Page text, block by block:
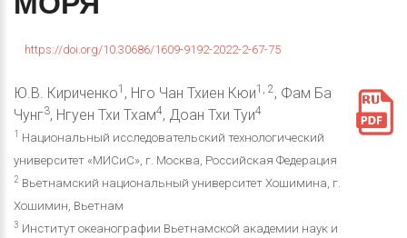
https://doi.org/10.30686/1609-9192-2022-2-67-75
Ю.В. Кириченко1 , Hго Чан Тхиен Кюи1, 2, Фам Ба
Чунг3, Нгуен Тхи Тхам4, Доан Тхи Туи4
1
Национальный исследовательский технологический
университет «МИСиС», г. Москва, Российская Федерация
2 Вьетнамский национальный университет Хошимина, г.
Хошимин, Вьетнам
3 Институт океанографии Вьетнамской академии наук и